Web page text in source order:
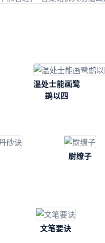
温处士能画鹭
鹚以四
尉缭子
文笔要诀